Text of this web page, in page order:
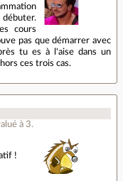
débuter.
cours
pas que démarrer avec
tu es à l'aise dans un
ces trois cas.
à 3.
!